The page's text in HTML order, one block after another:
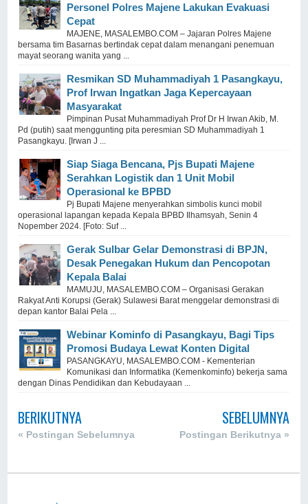
Personel Polres Majene Lakukan Evakuasi
Cepat
MAJENE, MASALEMBO.COM – Jajaran Polres Majene
bersama tim Basarnas bertindak cepat dalam menangani penemuan
mayat seorang wanita yang ...
Resmikan SD Muhammadiyah 1 Pasangkayu,
Prof Irwan Ingatkan Jaga Kepercayaan
Masyarakat
Pimpinan Pusat Muhammadiyah Prof Dr H Irwan Akib, M.
Pd (putih) saat menggunting pita peresmian SD Muhammadiyah 1
Pasangkayu. [Irwan J ...
Siap Siaga Bencana, Pjs Bupati Majene
Serahkan Logistik dan 1 Unit Mobil
Operasional ke BPBD
Pj Bupati Majene menyerahkan simbolis kunci mobil
operasional lapangan kepada Kepala BPBD Ilhamsyah, Senin 4
Nopember 2024. [Foto: Suf ...
Gerak Sulbar Gelar Demonstrasi di BPJN,
Desak Penegakan Hukum dan Pencopotan
Kepala Balai
MAMUJU, MASALEMBO.COM – Organisasi Gerakan
Rakyat Anti Korupsi (Gerak) Sulawesi Barat menggelar demonstrasi di
depan kantor Balai Pela ...
Webinar Kominfo di Pasangkayu, Bagi Tips
Promosi Budaya Lewat Konten Digital
PASANGKAYU, MASALEMBO.COM - Kementerian
Komunikasi dan Informatika (Kemenkominfo) bekerja sama
dengan Dinas Pendidikan dan Kebudayaan ...
BERIKUTNYA
« Postingan Sebelumnya
SEBELUMNYA
Postingan Berikutnya »